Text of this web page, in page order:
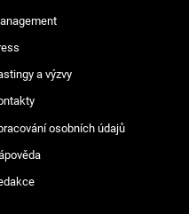
a výzvy
osobních údajů